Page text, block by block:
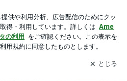
ブログの更新通知
を受け取りまし
開く